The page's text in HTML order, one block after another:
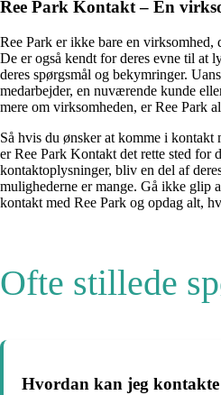
Ree Park Kontakt – En
Ree Park er ikke bare en
De er også kendt for deres evne til at
deres spørgsmål og bekymringer.
medarbejder, en nuværende kunde
mere om virksomheden, er Ree Park
Så hvis du ønsker at komme i kontakt
er Ree Park Kontakt det rette sted for
kontaktoplysninger, bliv en del af
mulighederne er mange. Gå ikke glip
kontakt med Ree Park og opdag alt,
Ofte stillede
Hvordan kan jeg kontakte